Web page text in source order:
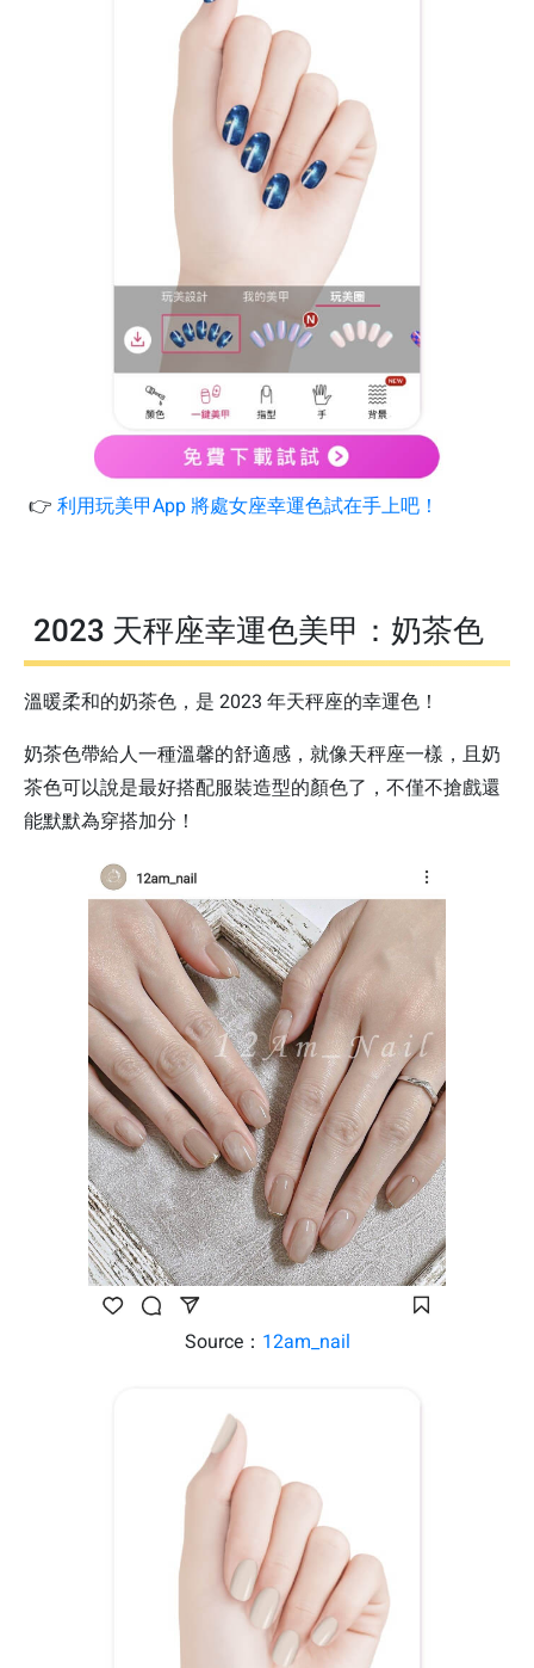
👉 利用玩美甲App 將處女座幸運色試在手上吧！
2023 天秤座幸運色美甲：奶茶色
溫暖柔和的奶茶色，是 2023 年天秤座的幸運色！
奶茶色帶給人一種溫馨的舒適感，就像天秤座一樣，且奶
茶色可以說是最好搭配服裝造型的顏色了，不僅不搶戲還
能默默為穿搭加分！
Source： 12am_nail